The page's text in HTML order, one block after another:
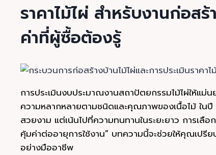
ราคาไม้ไผ่ สำหรับงานก่อส
ค่าที่ผู้ซื้อต้องรู้
การประเมินงบประมาณงานสถาปัตยกรรมไม้ไผ่ให้แม่น
ความหลากหลายตามชนิดและคุณภาพของเนื้อไม้ ใน
สวยงาม แต่เน้นไปที่ความทนทานในระยะยาว การเ
คุ้มค่าต่ออายุการใช้งาน” บทความนี้จะช่วยให้คุณเปรี
อย่างมืออาชีพ